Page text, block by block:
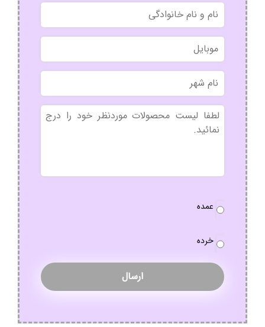
نام
و
نام
خانوادگی
موبایل
نام
شهر
بدون
عنوان
سفارش
عمده
خرده